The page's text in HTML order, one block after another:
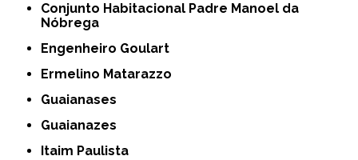
Conjunto Habitacional Padre Manoel da
Nóbrega
Engenheiro Goulart
Ermelino Matarazzo
Guaianases
Guaianazes
Itaim Paulista